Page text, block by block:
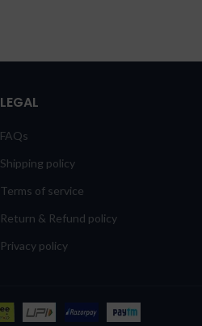
LEGAL
FAQs
Shipping policy
Terms of service
Return & Refund policy
Privacy policy